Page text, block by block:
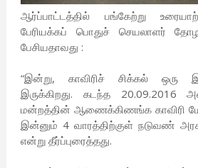
ஆர்ப்பாட்டத்தில் பங்கேற்று
பேரியக்கப் பொதுச் செயலாளர்
பேசியதாவது :
“இன்று, காவிரிச் சிக்கல் ஒரு
இருக்கிறது. கடந்த 20.09.2016
மன்றத்தின் ஆணைக்கிணங்க காவிரி
இன்னும் 4 வாரத்திற்குள் நடுவண்
என்று தீர்ப்புரைத்தது.